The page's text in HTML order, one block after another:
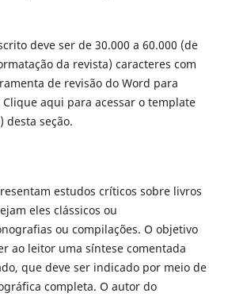
deve ser de 30.000 a 60.000 (de
da revista) caracteres com
de revisão do Word para
aqui para acessar o template
desta seção.
estudos críticos sobre livros
eles clássicos ou
ou compilações. O objetivo
ao leitor uma síntese comentada
que deve ser indicado por meio de
completa. O autor do